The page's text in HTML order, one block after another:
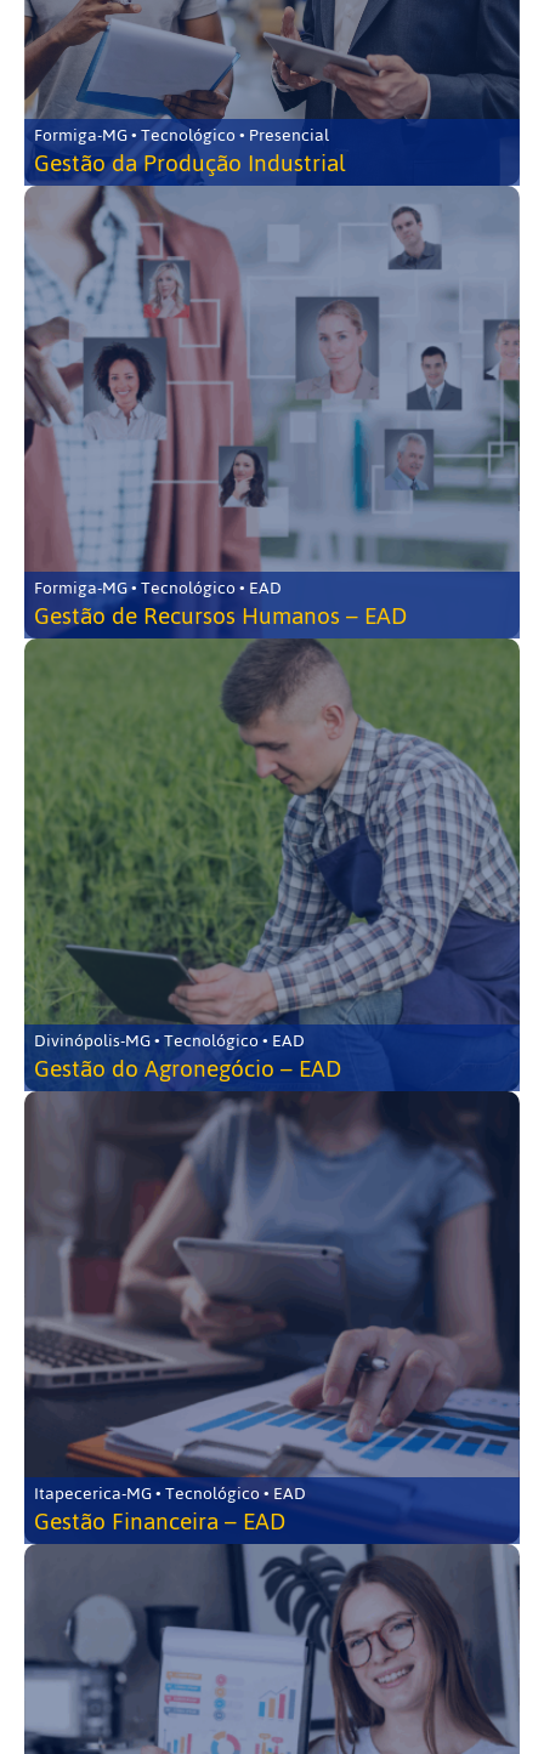
Formiga-MG • Tecnológico • Presencial
Gestão da Produção Industrial
Formiga-MG • Tecnológico • EAD
Gestão de Recursos Humanos – EAD
Divinópolis-MG • Tecnológico • EAD
Gestão do Agronegócio – EAD
Itapecerica-MG • Tecnológico • EAD
Gestão Financeira – EAD